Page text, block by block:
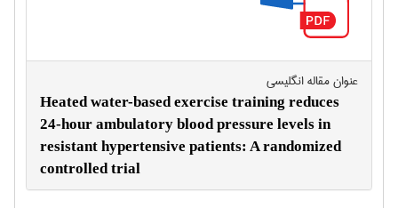
عنوان مقاله انگليسی
Heated water-based exercise training reduces
24-hour ambulatory blood pressure levels in
resistant hypertensive patients: A randomized
controlled trial